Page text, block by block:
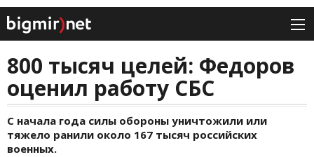
800 тысяч целей: Федоров
оценил работу СБС
С начала года силы обороны уничтожили или
тяжело ранили около 167 тысяч российских
военных.